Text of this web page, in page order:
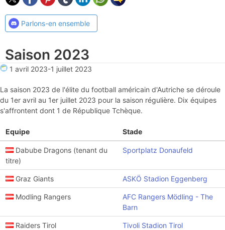
Parlons-en ensemble
Saison 2023
1 avril 2023-1 juillet 2023
La saison 2023 de l'élite du football américain d'Autriche se déroule
du 1er avril au 1er juillet 2023 pour la saison régulière. Dix équipes
s'affrontent dont 1 de République Tchèque.
Equipe Stade
Dabube Dragons (tenant du
titre)
Sportplatz Donaufeld
Graz Giants ASKÖ Stadion Eggenberg
Modling Rangers
AFC Rangers Mödling - The
Barn
Raiders Tirol Tivoli Stadion Tirol